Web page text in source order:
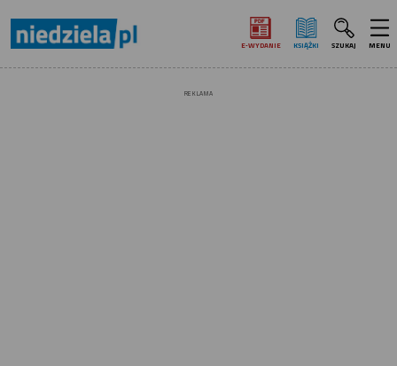
E‑WYDANIE KSIĄŻKI SZUKAJ MENU
REKLAMA